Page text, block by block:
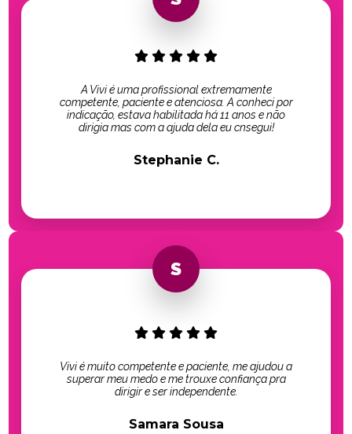
A Vivi é uma profissional extremamente
competente, paciente e atenciosa. A conheci por
indicação, estava habilitada há 11 anos e não
dirigia mas com a ajuda dela eu cnsegui!
Stephanie C.
Vivi é muito competente e paciente, me ajudou a
superar meu medo e me trouxe confiança pra
dirigir e ser independente.
Samara Sousa